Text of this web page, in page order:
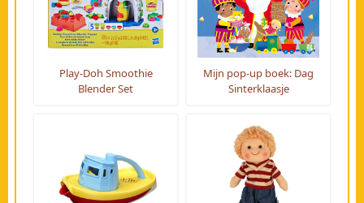
Play-Doh Smoothie
Blender Set
Mijn pop-up boek: Dag
Sinterklaasje